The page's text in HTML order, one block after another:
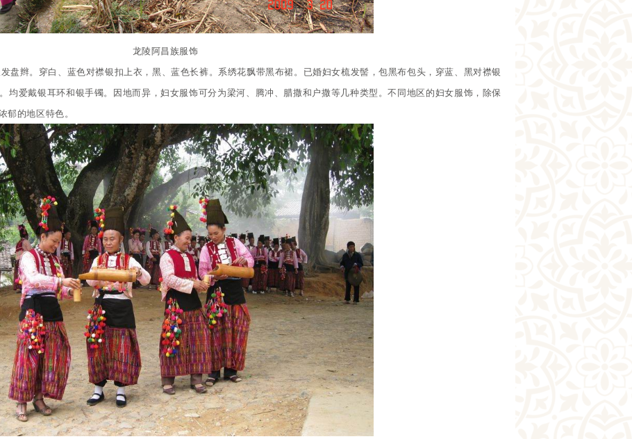
龙陵阿昌族服饰
盘辫。穿白、蓝色对襟银扣上衣，黑、蓝色长裤。系绣花飘带黑布裙。已婚妇女梳发髻，包黑布包头，穿蓝、黑对襟银
均爱戴银耳环和银手镯。因地而异，妇女服饰可分为梁河、腾冲、腊撒和户撒等几种类型。不同地区的妇女服饰，除保
郁的地区特色。